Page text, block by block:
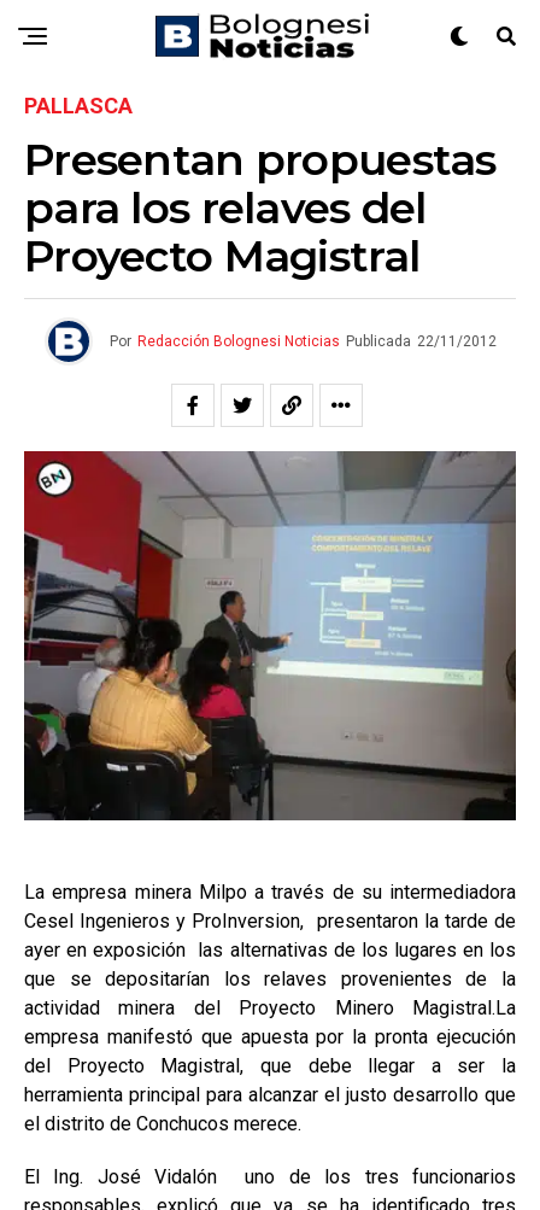
PALLASCA
Presentan propuestas
para los relaves del
Proyecto Magistral
Por Redacción Bolognesi Noticias Publicada 22/11/2012
La empresa minera Milpo a través de su intermediadora
Cesel Ingenieros y ProInversion, presentaron la tarde de
ayer en exposición las alternativas de los lugares en los
que se depositarían los relaves provenientes de la
actividad minera del Proyecto Minero Magistral.La
empresa manifestó que apuesta por la pronta ejecución
del Proyecto Magistral, que debe llegar a ser la
herramienta principal para alcanzar el justo desarrollo que
el distrito de Conchucos merece.
El Ing. José Vidalón uno de los tres funcionarios